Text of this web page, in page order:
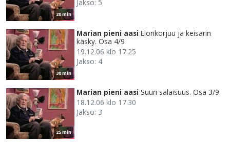
20 min
Jakso: 5
30 min
Marian pieni aasi Elonkorjuu ja keisarin
käsky. Osa 4/9
19.12.06 klo 17.25
Jakso: 4
25 min
Marian pieni aasi Suuri salaisuus. Osa 3/9
18.12.06 klo 17.30
Jakso: 3